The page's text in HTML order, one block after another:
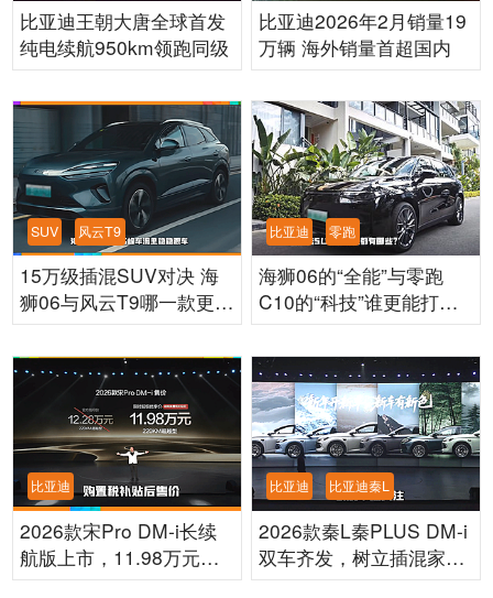
比亚迪王朝大唐全球首发
纯电续航950km领跑同级
比亚迪2026年2月销量19
万辆 海外销量首超国内
SUV 风云T9
15万级插混SUV对决 海
狮06与风云T9哪一款更有
性价比？
比亚迪 零跑
海狮06的“全能”与零跑
C10的“科技”谁更能打动
你？
比亚迪
2026款宋Pro DM-i长续
航版上市，11.98万元起
续航有亮点！
比亚迪 比亚迪秦L
2026款秦L秦PLUS DM-i
双车齐发，树立插混家轿
性价比新标杆